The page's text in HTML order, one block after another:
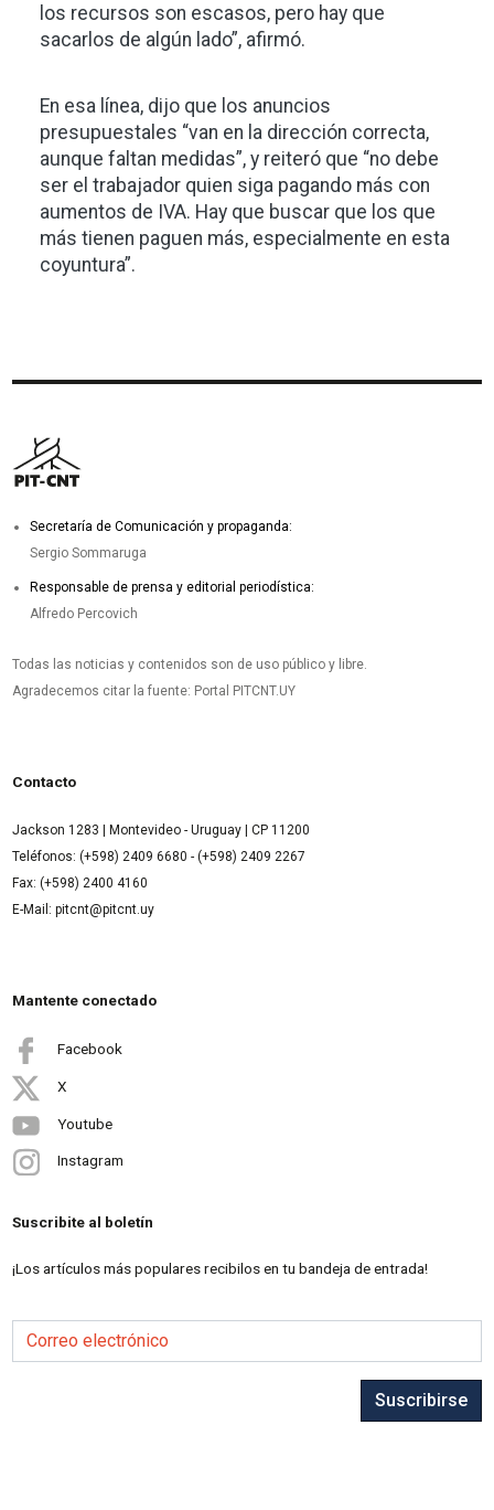
los recursos son escasos, pero hay que
sacarlos de algún lado”, afirmó.
En esa línea, dijo que los anuncios
presupuestales “van en la dirección correcta,
aunque faltan medidas”, y reiteró que “no debe
ser el trabajador quien siga pagando más con
aumentos de IVA. Hay que buscar que los que
más tienen paguen más, especialmente en esta
coyuntura”.
Secretaría de Comunicación y propaganda:
Sergio Sommaruga
Responsable de prensa y editorial periodística:
Alfredo Percovich
Todas las noticias y contenidos son de uso público y libre.
Agradecemos citar la fuente: Portal PITCNT.UY
Contacto
Jackson 1283 | Montevideo - Uruguay | CP 11200
Teléfonos: (+598) 2409 6680 - (+598) 2409 2267
Fax: (+598) 2400 4160
E-Mail: pitcnt@pitcnt.uy
Mantente conectado
Facebook
X
Youtube
Instagram
Suscribite al boletín
¡Los artículos más populares recibilos en tu bandeja de entrada!
Correo electrónico
Suscribirse